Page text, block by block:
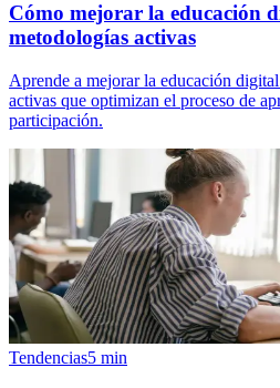
Cómo mejorar la educación
metodologías activas
Aprende a mejorar la educación
activas que optimizan el proceso de
participación.
Tendencias5 min